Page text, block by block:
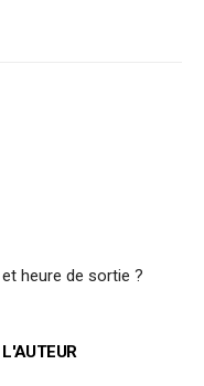
heure de sortie ?
L'AUTEUR